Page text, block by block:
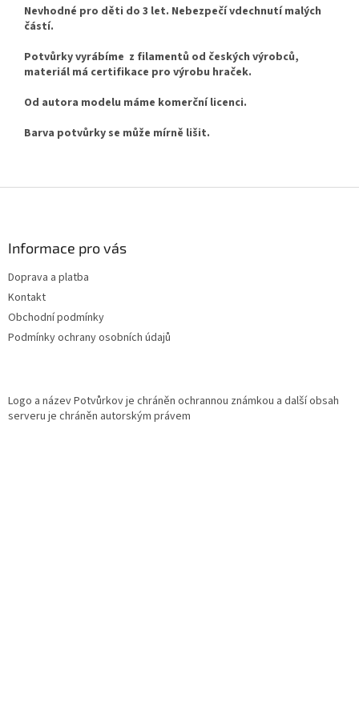
Nevhodné pro děti do 3 let. Nebezpečí vdechnutí malých
částí.
Potvůrky vyrábíme z filamentů od českých výrobců,
materiál má certifikace pro výrobu hraček.
Od autora modelu máme komerční licenci.
Barva potvůrky se může mírně lišit.
Informace pro vás
Doprava a platba
Kontakt
Obchodní podmínky
Podmínky ochrany osobních údajů
Logo a název Potvůrkov je chráněn ochrannou známkou a další obsah
serveru je chráněn autorským právem